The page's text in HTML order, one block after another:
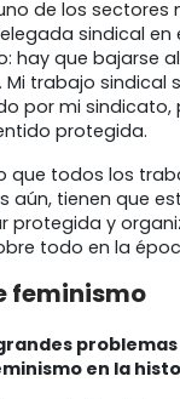
de los sectores
sindical
hay que bajarse
trabajo sindical
por mi sindicato,
protegida.
que todos los
aún, tienen que
protegida y
todo en la
feminismo
en la